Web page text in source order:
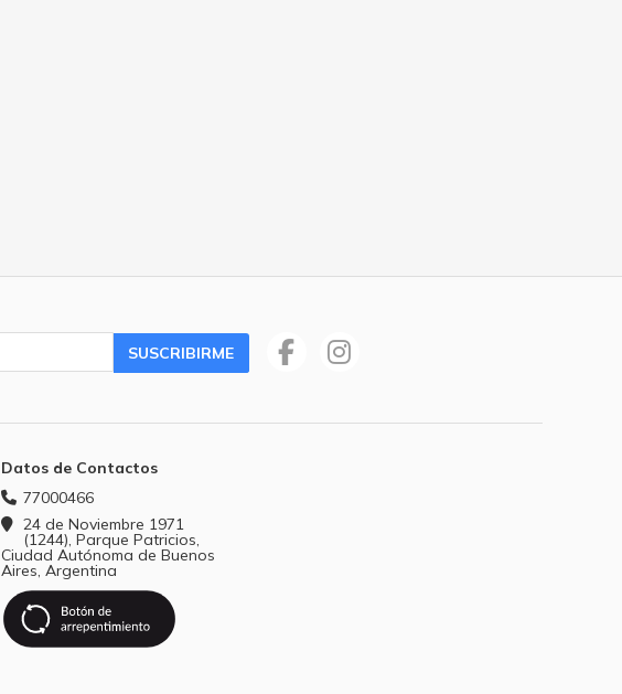
SUSCRIBIRME
Datos de Contactos
77000466
24 de Noviembre 1971
(1244), Parque Patricios,
Ciudad Autónoma de Buenos
Aires, Argentina